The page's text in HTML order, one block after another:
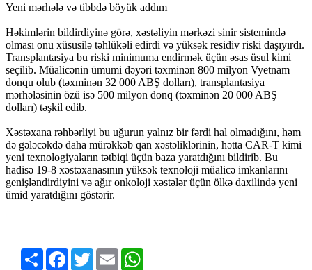
Yeni mərhələ və tibbdə böyük addım
Həkimlərin bildirdiyinə görə, xəstəliyin mərkəzi sinir sistemində
olması onu xüsusilə təhlükəli edirdi və yüksək residiv riski daşıyırdı.
Transplantasiya bu riski minimuma endirmək üçün əsas üsul kimi
seçilib. Müalicənin ümumi dəyəri təxminən 800 milyon Vyetnam
donqu olub (təxminən 32 000 ABŞ dolları), transplantasiya
mərhələsinin özü isə 500 milyon donq (təxminən 20 000 ABŞ
dolları) təşkil edib.
Xəstəxana rəhbərliyi bu uğurun yalnız bir fərdi hal olmadığını, həm
də gələcəkdə daha mürəkkəb qan xəstəliklərinin, hətta CAR-T kimi
yeni texnologiyaların tətbiqi üçün baza yaratdığını bildirib. Bu
hadisə 19-8 xəstəxanasının yüksək texnoloji müalicə imkanlarını
genişləndirdiyini və ağır onkoloji xəstələr üçün ölkə daxilində yeni
ümid yaratdığını göstərir.
Share Facebook
TwitterEmail